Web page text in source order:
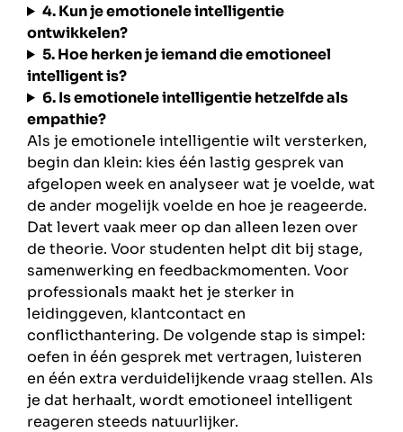
4. Kun je emotionele intelligentie
ontwikkelen?
5. Hoe herken je iemand die emotioneel
intelligent is?
6. Is emotionele intelligentie hetzelfde als
empathie?
Als je emotionele intelligentie wilt versterken,
begin dan klein: kies één lastig gesprek van
afgelopen week en analyseer wat je voelde, wat
de ander mogelijk voelde en hoe je reageerde.
Dat levert vaak meer op dan alleen lezen over
de theorie. Voor studenten helpt dit bij stage,
samenwerking en feedbackmomenten. Voor
professionals maakt het je sterker in
leidinggeven, klantcontact en
conflicthantering. De volgende stap is simpel:
oefen in één gesprek met vertragen, luisteren
en één extra verduidelijkende vraag stellen. Als
je dat herhaalt, wordt emotioneel intelligent
reageren steeds natuurlijker.